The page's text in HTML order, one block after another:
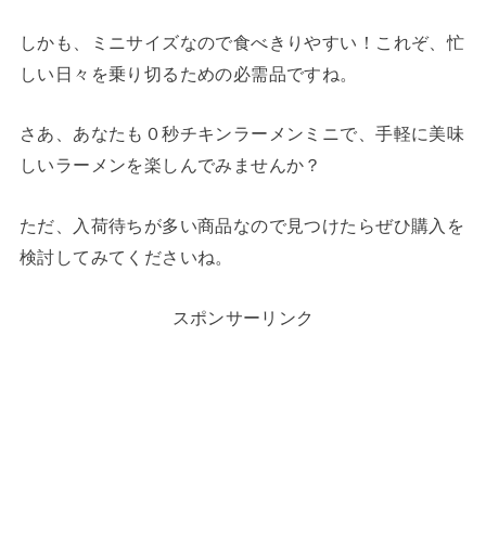
しかも、ミニサイズなので食べきりやすい！これぞ、忙
しい日々を乗り切るための必需品ですね。
さあ、あなたも０秒チキンラーメンミニで、手軽に美味
しいラーメンを楽しんでみませんか？
ただ、入荷待ちが多い商品なので見つけたらぜひ購入を
検討してみてくださいね。
スポンサーリンク